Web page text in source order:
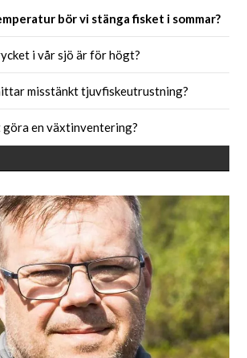
bör vi stänga fisket i sommar?
i vår sjö är för högt?
misstänkt tjuvfiskeutrustning?
en växtinventering?